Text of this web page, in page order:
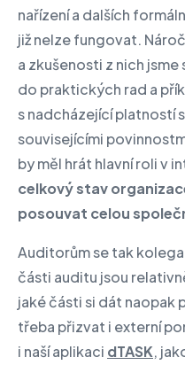
nařízení a dalších
již nelze fungovat.
a zkušenosti z nich
do praktických rad a
s nadcházející platností
souvisejícími
by měl hrát hlavní roli v
celkový stav
posouvat celou
Auditorům se tak
části auditu jsou
jaké části si dát naopak
třeba přizvat i externí
i naší aplikaci dTASK,